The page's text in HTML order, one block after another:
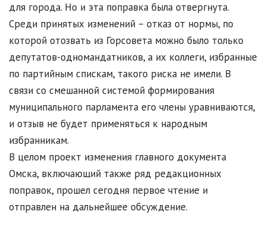
для города. Но и эта поправка была отвергнута.
Среди принятых изменений – отказ от нормы, по
которой отозвать из Горсовета можно было только
депутатов-одномандатников, а их коллеги, избранные
по партийным спискам, такого риска не имели. В
связи со смешанной системой формирования
муниципального парламента его члены уравниваются,
и отзыв не будет применяться к народным
избранникам.
В целом проект изменения главного документа
Омска, включающий также ряд редакционных
поправок, прошел сегодня первое чтение и
отправлен на дальнейшее обсуждение.